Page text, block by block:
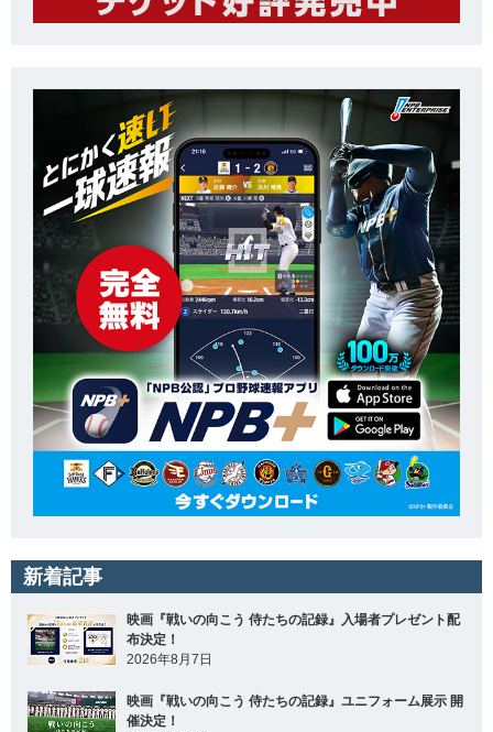
新着記事
映画『戦いの向こう 侍たちの記録』入場者プレゼント配
布決定！
2026年8月7日
映画『戦いの向こう 侍たちの記録』ユニフォーム展示 開
催決定！